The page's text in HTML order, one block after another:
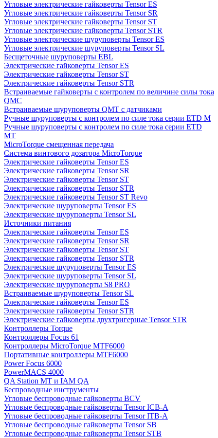
Угловые электрические гайковерты Tensor ES
Угловые электрические гайковерты Tensor SR
Угловые электрические гайковерты Tensor ST
Угловые электрические гайковерты Tensor STR
Угловые электрические шуруповерты Tensor ES
Угловые электрические шуруповерты Tensor SL
Бесщеточные шуруповерты EBL
Электрические гайковерты Tensor ES
Электрические гайковерты Tensor ST
Электрические гайковерты Tensor STR
Встраиваемые гайковерты с контролем по величине силы тока
QMC
Встраиваемые шуруповерты QMT с датчиками
Ручные шуруповерты с контролем по силе тока серии ETD M
Ручные шуруповерты с контролем по силе тока серии ETD
MT
MicroTorque смещенная передача
Система винтового дозатора MicroTorque
Электрические гайковерты Tensor ES
Электрические гайковерты Tensor SR
Электрические гайковерты Tensor ST
Электрические гайковерты Tensor STR
Электрические гайковерты Tensor ST Revo
Электрические шуруповерты Tensor ES
Электрические шуруповерты Tensor SL
Источники питания
Электрические гайковерты Tensor ES
Электрические гайковерты Tensor SR
Электрические гайковерты Tensor ST
Электрические гайковерты Tensor STR
Электрические шуруповерты Tensor ES
Электрические шуруповерты Tensor SL
Электрические шуруповерты S8 PRO
Встраиваемые шуруповерты Tensor SL
Электрические гайковерты Tensor ES
Электрические гайковерты Tensor STR
Электрические гайковерты двухтригерные Tensor STR
Контроллеры Torque
Контроллеры Focus 61
Контроллеры MicroTorque MTF6000
Портативные контроллеры MTF6000
Power Focus 6000
PowerMACS 4000
QA Station MT и IAM QA
Беспроводные инструменты
Угловые беспроводные гайковерты BCV
Угловые беспроводные гайковерты Tensor ICB-A
Угловые беспроводные гайковерты Tensor ITB-A
Угловые беспроводные гайковерты Tensor SB
Угловые беспроводные гайковерты Tensor STB